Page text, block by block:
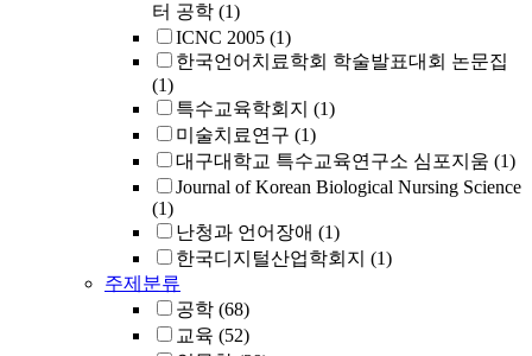
터 공학 (1)
ICNC 2005 (1)
한국언어치료학회 학술발표대회 논문집
(1)
특수교육학회지 (1)
미술치료연구 (1)
대구대학교 특수교육연구소 심포지움 (1)
Journal of Korean Biological Nursing Science
(1)
난청과 언어장애 (1)
한국디지털산업학회지 (1)
주제분류
공학 (68)
교육 (52)